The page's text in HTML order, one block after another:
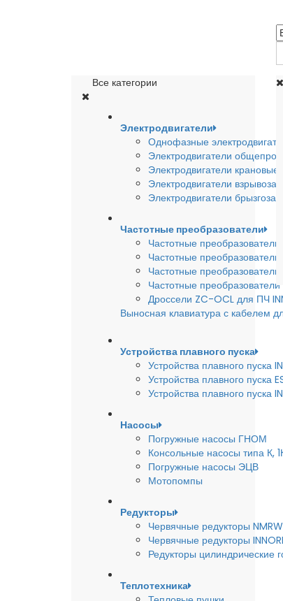
Все категории
Электродвигатели
Однофазные
Электродвигатели
Электродвигатели крановые
Электродвигатели
Электродвигатели
Частотные преобразователи
Частотные преобразователи
Частотные преобразователи
Частотные преобразователи
Частотные преобразователи
Дроссели ZC-OCL для ПЧ
Выносная клавиатура с кабелем
Устройства плавного пуска
Устройства плавного пуска
Устройства плавного пуска
Устройства плавного пуска
Насосы
Погружные насосы ГНОМ
Консольные насосы типа К,
Погружные насосы ЭЦВ
Мотопомпы
Редукторы
Червячные редукторы
Червячные редукторы
Редукторы цилиндрические
Теплотехника